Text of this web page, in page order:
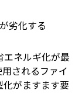
劣化する
ネルギ化が最
されるファイ
がますます要